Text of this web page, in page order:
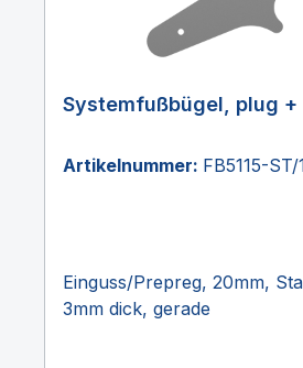
Systemfußbügel, plug +
Artikelnummer: FB5115-ST/
Einguss/Prepreg, 20mm,
3mm dick, gerade